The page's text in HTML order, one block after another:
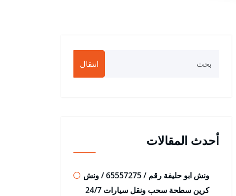
انتقال
أحدث المقالات
ونش ابو حليفة رقم / 65557275 / ونش
كرين سطحة سحب ونقل سيارات 24/7